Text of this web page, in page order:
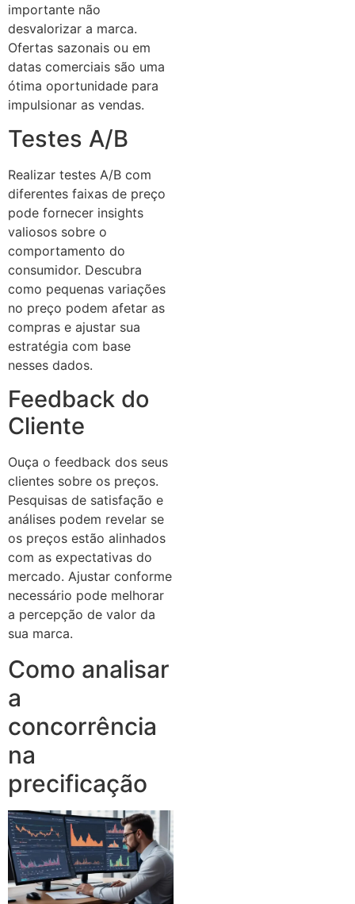
importante não
desvalorizar a marca.
Ofertas sazonais ou em
datas comerciais são uma
ótima oportunidade para
impulsionar as vendas.
Testes A/B
Realizar testes A/B com
diferentes faixas de preço
pode fornecer insights
valiosos sobre o
comportamento do
consumidor. Descubra
como pequenas variações
no preço podem afetar as
compras e ajustar sua
estratégia com base
nesses dados.
Feedback do
Cliente
Ouça o feedback dos seus
clientes sobre os preços.
Pesquisas de satisfação e
análises podem revelar se
os preços estão alinhados
com as expectativas do
mercado. Ajustar conforme
necessário pode melhorar
a percepção de valor da
sua marca.
Como analisar
a
concorrência
na
precificação